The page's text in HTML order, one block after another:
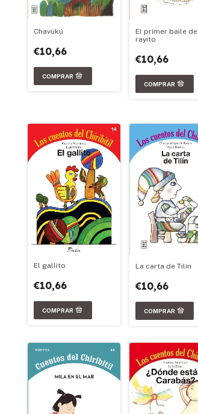
Chavukú
€10,66
El primer baile de
rayito
€10,66
El gallito
€10,66
La carta de Tilín
€10,66